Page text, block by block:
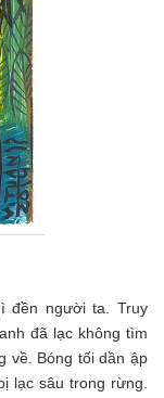
đền người ta. Truy
đã lạc không tìm
về. Bóng tối dần ập
lạc sâu trong rừng.